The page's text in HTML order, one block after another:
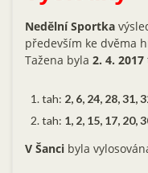
Nedělní Sportka
především ke dvěma
Tažena byla 2. 4. 2017
tah: 2, 6, 24, 28, 31,
tah: 1, 2, 15, 17, 20,
V Šanci byla